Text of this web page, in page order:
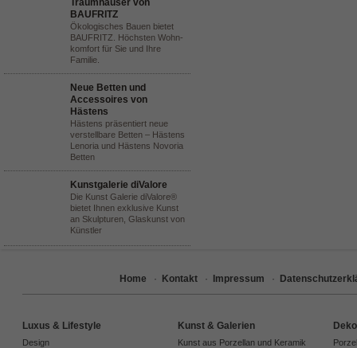
Traumhäuser von
BAUFRITZ
Ökologisches Bauen bietet
BAUFRITZ. Höchsten Wohn-
komfort für Sie und Ihre
Familie.
Neue Betten und
Accessoires von
Hästens
Hästens präsentiert neue
verstellbare Betten – Hästens
Lenoria und Hästens Novoria
Betten
Kunstgalerie diValore
Die Kunst Galerie diValore®
bietet Ihnen exklusive Kunst
an Skulpturen, Glaskunst von
Künstler
Home · Kontakt · Impressum ·
Luxus & Lifestyle
Design
Kunst & Galerien
Kunst aus Porzellan und Keramik